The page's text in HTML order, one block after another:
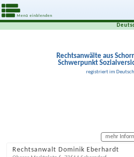
Menü einblenden
Rechtsanwälte aus
Schwerpunkt
registriert im
mehr
Rechtsanwalt Dominik Eberhardt